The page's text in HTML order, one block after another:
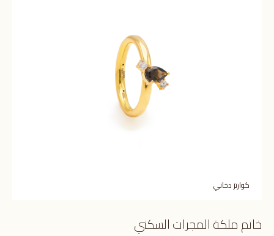
كوارتز دخاني
خاتم ملكة المجرات السكني